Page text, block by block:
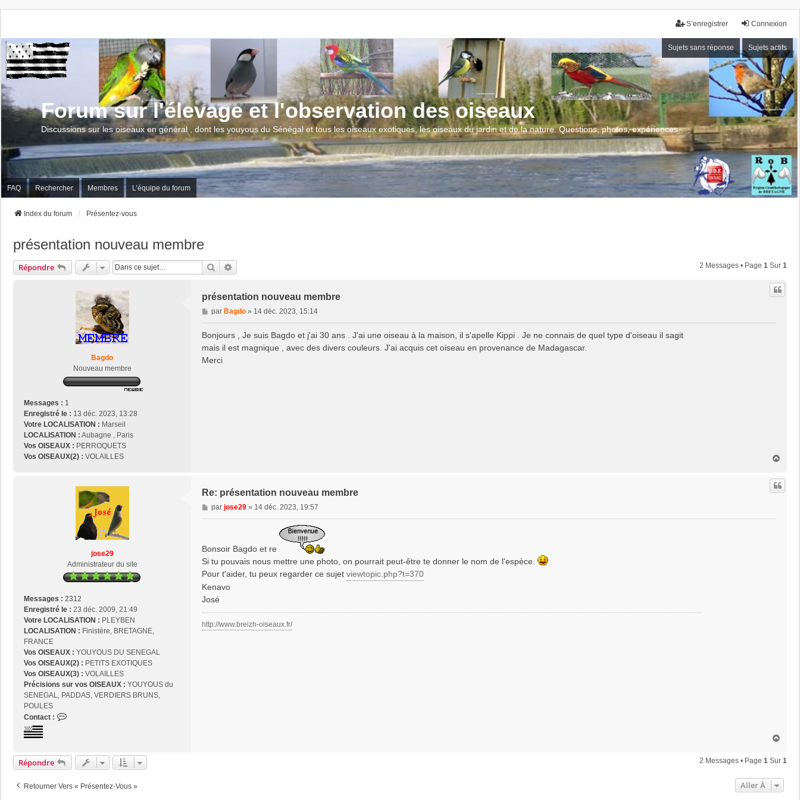
Connexion
S’enregistrer
Sujets sans réponse Sujets actifs
Forum sur l'élevage et l'observation des oiseaux
Discussions sur les oiseaux en général , dont les youyous du Sénégal et tous les oiseaux exotiques, les oiseaux du jardin et de la nature. Questions, photos, expériences.
FAQ Rechercher Membres L’équipe du forum
Index du forum Présentez-vous
présentation nouveau membre
Répondre Rechercher 2 Messages • Page 1 Sur 1
Bagdo
Nouveau membre
Messages : 1
Enregistré le : 13 déc. 2023, 13:28
Votre LOCALISATION : Marseil
LOCALISATION : Aubagne , Paris
Vos OISEAUX : PERROQUETS
Vos OISEAUX(2) : VOLAILLES
présentation nouveau membre
M
e
a
g
par Bagdo» 14 déc. 2023, 15:14
Bonjours , Je suis Bagdo et j'ai 30 ans . J'ai une oiseau à la maison, il s'apelle Kippi . Je ne connais de quel type d'oiseau il sagit
mais il est magnique , avec des divers couleurs. J'ai acquis cet oiseau en provenance de Madagascar.
Merci
u
jose29
Administrateur du site
Messages : 2312
Enregistré le : 23 déc. 2009, 21:49
Votre LOCALISATION : PLEYBEN
LOCALISATION : Finistère, BRETAGNE,
FRANCE
Vos OISEAUX : YOUYOUS DU SENEGAL
Vos OISEAUX(2) : PETITS EXOTIQUES
Vos OISEAUX(3) : VOLAILLES
Précisions sur vos OISEAUX : YOUYOUS du
SENEGAL, PADDAS, VERDIERS BRUNS,
POULES
Contact :
a
c
e
Re: présentation nouveau membre
M
e
a
g
par jose29» 14 déc. 2023, 19:57
Bonsoir Bagdo et re
Si tu pouvais nous mettre une photo, on pourrait peut-être te donner le nom de l'espèce.
Pour t'aider, tu peux regarder ce sujet viewtopic.php?t=370
Kenavo
José
http://www.breizh-oiseaux.fr/
u
t
Répondre 2 Messages • Page 1 Sur 1
Retourner Vers « Présentez-Vous » Aller À